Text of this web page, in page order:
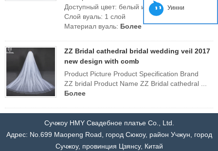
Доступный цвет: белый или слоновая кость
Слой вуаль: 1 слой
Материал вуаль: Более
ZZ Bridal cathedral bridal wedding veil 2017
new design with comb
Product Picture Product Specification Brand
ZZ bridal Product Name ZZ Bridal cathedral ...
Более
Сучжоу HMY Свадебное платье Co., Ltd.
Адрес: No.699 Maopeng Road, город Сюкоу, район Учжун, город
Сучжоу, провинция Цзянсу, Китай
Уинни